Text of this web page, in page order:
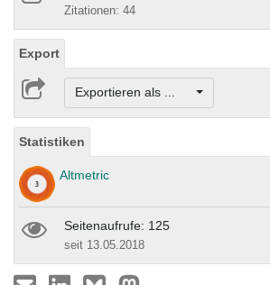
Zitationen: 44
Export
Exportieren als ...
Statistiken
Altmetric
Seitenaufrufe: 125
seit 13.05.2018